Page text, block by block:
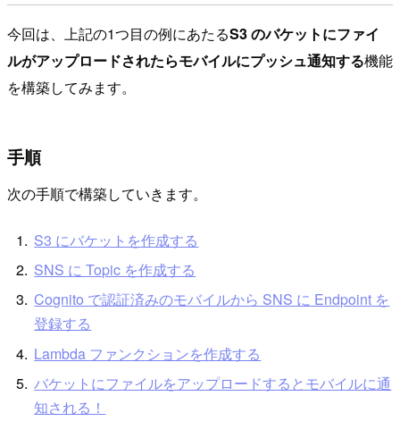
今回は、上記の1つ目の例にあたるS3 のバケットにファイ
ルがアップロードされたらモバイルにプッシュ通知する機能
を構築してみます。
手順
次の手順で構築していきます。
S3 にバケットを作成する
SNS に Topic を作成する
Cognito で認証済みのモバイルから SNS に Endpoint を
登録する
Lambda ファンクションを作成する
バケットにファイルをアップロードするとモバイルに通
知される！